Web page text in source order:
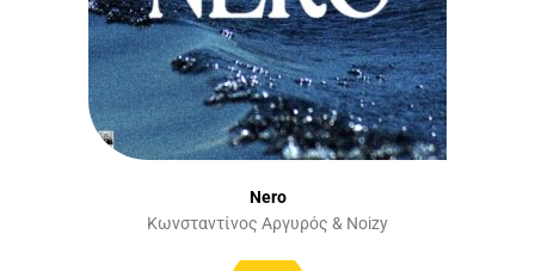
Nero
Κωνσταντίνος Αργυρός & Noizy